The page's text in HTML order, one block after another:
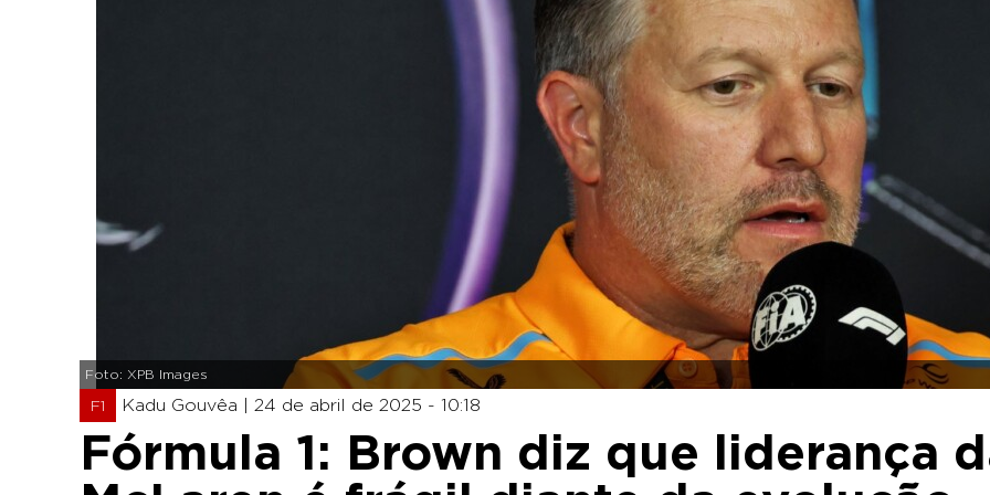
Foto: XPB Images
F1 Kadu Gouvêa | 24 de abril de 2025 - 10:18
Fórmula 1: Brown diz que liderança